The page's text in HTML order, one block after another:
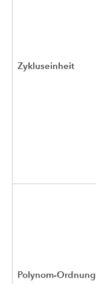
Zykluseinheit
Polynom-Ordnung